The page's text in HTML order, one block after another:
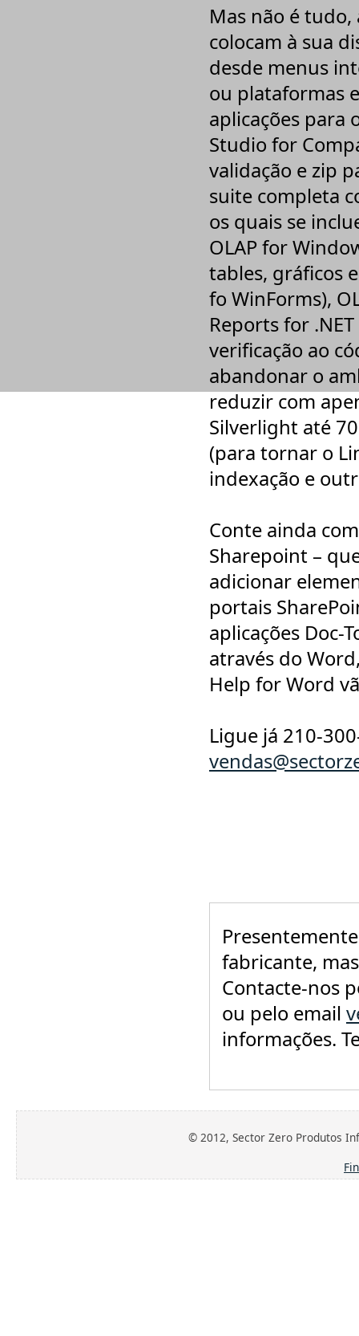
Mas não é
colocam à sua
desde menus
ou plataformas
aplicações para
Studio for
validação e zip
suite completa
os quais se
OLAP for
tables, gráficos
fo WinForms),
Reports for
verificação ao
abandonar o
reduzir com
Silverlight até
(para tornar o
indexação e
Conte ainda
Sharepoint –
adicionar
portais
aplicações Doc-
através do
Help for Word
Ligue já 210-
fabricante,
Contacte-nos
ou pelo email
informações.
© 2012, Sector Zero Produtos